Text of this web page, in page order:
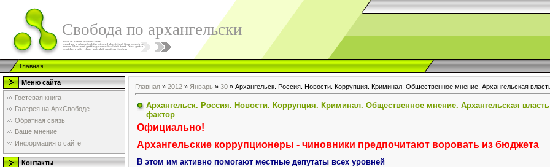
Свобода по архангельски
Главная
Меню сайта
Гостевая книга
Галерея на АрхСвободе
Обратная связь
Ваше мнение
Информация о сайте
Контакты
Главная » 2012 » Январь » 30 » Архангельск. Россия. Новости. Коррупция. Криминал. Общественное мнение. Архангельская
Архангельск. Россия. Новости. Коррупция. Криминал. Общественное мнение. Архангельская
фактор
Официально!
Архангельские коррупционеры - чиновники предпочитают воровать из бюджета
В этом им активно помогают местные депутаты всех уровней